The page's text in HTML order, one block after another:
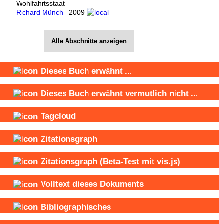
Wohlfahrtsstaat
Richard Münch
2009
Alle Abschnitte anzeigen
Dieses Buch erwähnt ...
Dieses Buch erwähnt vermutlich nicht ...
Tagcloud
Zitationsgraph
Zitationsgraph (Beta-Test mit vis.js)
Volltext dieses Dokuments
Bibliographisches